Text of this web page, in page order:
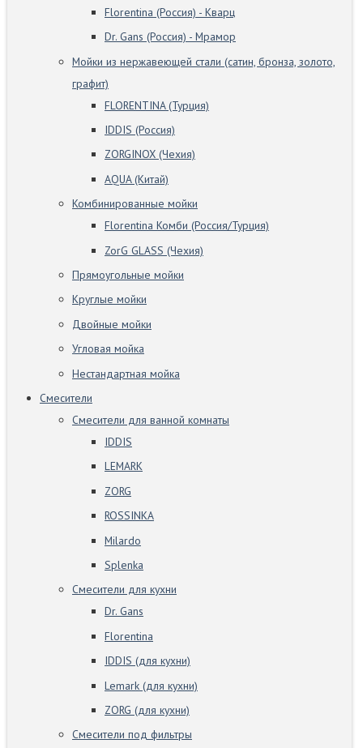
Florentina (Россия) - Кварц
Dr. Gans (Россия) - Мрамор
Мойки из нержавеющей стали (сатин, бронза, золото,
графит)
FLORENTINA (Турция)
IDDIS (Россия)
ZORGINOX (Чехия)
AQUA (Китай)
Комбинированные мойки
Florentina Комби (Россия/Турция)
ZorG GLASS (Чехия)
Прямоугольные мойки
Круглые мойки
Двойные мойки
Угловая мойка
Нестандартная мойка
Смесители
Смесители для ванной комнаты
IDDIS
LEMARK
ZORG
ROSSINKA
Milardo
Splenka
Смесители для кухни
Dr. Gans
Florentina
IDDIS (для кухни)
Lemark (для кухни)
ZORG (для кухни)
Смесители под фильтры